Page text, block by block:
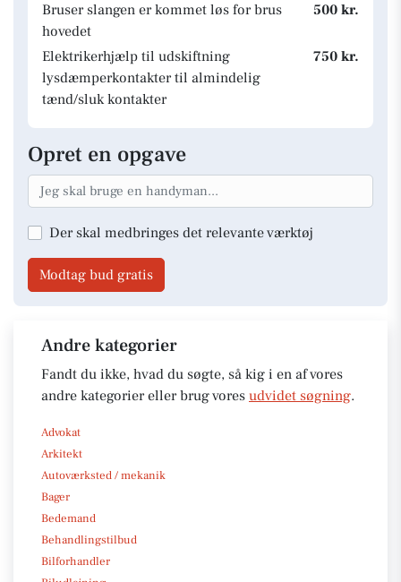
Bruser slangen er kommet løs for brus
hovedet
500 kr.
Elektrikerhjælp til udskiftning
lysdæmperkontakter til almindelig
tænd/sluk kontakter
750 kr.
Opret en opgave
Der skal medbringes det relevante værktøj
Modtag bud gratis
Andre kategorier
Fandt du ikke, hvad du søgte, så kig i en af vores
andre kategorier eller brug vores udvidet søgning.
Advokat
Arkitekt
Autoværksted / mekanik
Bager
Bedemand
Behandlingstilbud
Bilforhandler